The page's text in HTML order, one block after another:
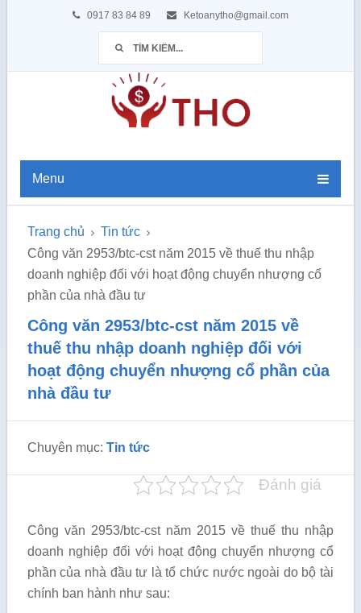
0917 83 84 89 Ketoanytho@gmail.com
Menu
Trang chủ
Tin tức
Công văn 2953/btc-cst năm 2015 về thuế thu nhập
doanh nghiệp đối với hoạt động chuyển nhượng cổ
phần của nhà đầu tư
Công văn 2953/btc-cst năm 2015 về
thuế thu nhập doanh nghiệp đối với
hoạt động chuyển nhượng cổ phần của
nhà đầu tư
Chuyên mục: Tin tức
Đánh giá
Công văn 2953/btc-cst năm 2015 về thuế thu nhập
doanh nghiệp đối với hoạt động chuyển nhượng cổ
phần của nhà đầu tư là tổ chức nước ngoài do bộ tài
chính ban hành như sau: